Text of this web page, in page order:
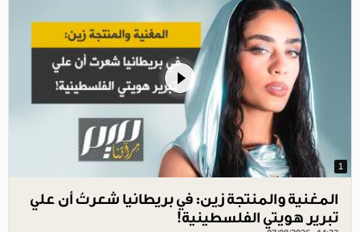
1
المغنية والمنتجة زين: في بريطانيا شعرتُ أن علي
تبرير هويتي الفلسطينية!